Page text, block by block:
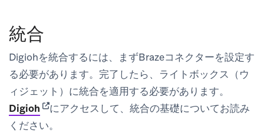
統合
Digiohを統合するには、まずBrazeコネクターを設定す
る必要があります。完了したら、ライトボックス（ウ
ィジェット）に統合を適用する必要があります。
Digioh (opens in new tab)
にアクセスして、統合の基礎についてお読み
ください。